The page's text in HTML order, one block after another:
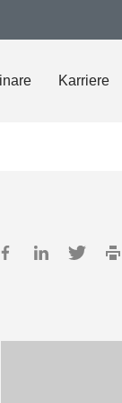
Karriere